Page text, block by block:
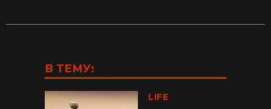
В ТЕМУ:
LIFE